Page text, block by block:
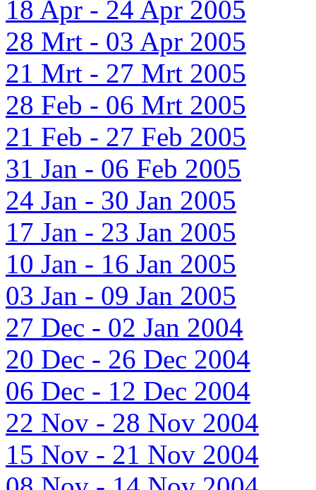
18 Apr - 24 Apr 2005
28 Mrt - 03 Apr 2005
21 Mrt - 27 Mrt 2005
28 Feb - 06 Mrt 2005
21 Feb - 27 Feb 2005
31 Jan - 06 Feb 2005
24 Jan - 30 Jan 2005
17 Jan - 23 Jan 2005
10 Jan - 16 Jan 2005
03 Jan - 09 Jan 2005
27 Dec - 02 Jan 2004
20 Dec - 26 Dec 2004
06 Dec - 12 Dec 2004
22 Nov - 28 Nov 2004
15 Nov - 21 Nov 2004